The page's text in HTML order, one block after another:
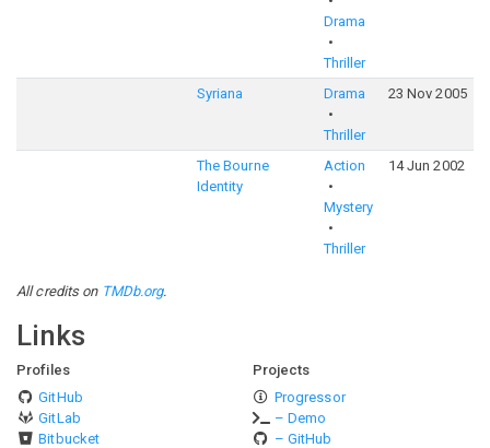
Drama
Thriller
Syriana Drama
Thriller
23 Nov 2005
The Bourne
Identity
Action
Mystery
Thriller
14 Jun 2002
All credits on TMDb.org.
Links
Profiles
GitHub
GitLab
Bitbucket
Projects
Progressor
– Demo
– GitHub